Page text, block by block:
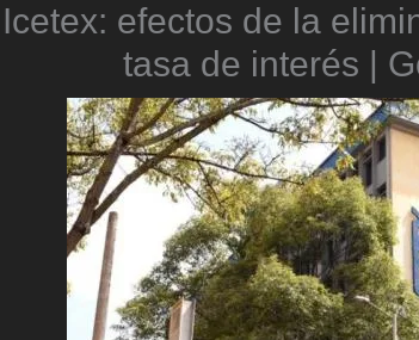
Icetex: efectos de la
tasa de interés |